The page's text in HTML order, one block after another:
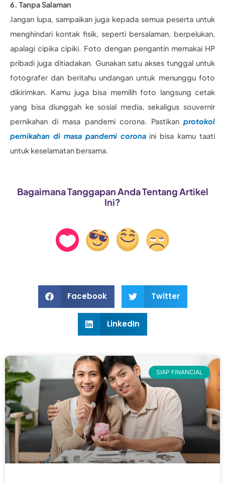
6. Tanpa Salaman
Jangan lupa, sampaikan juga kepada semua peserta untuk
menghindari kontak fisik, seperti bersalaman, berpelukan,
apalagi cipika cipiki. Foto dengan pengantin memakai HP
pribadi juga ditiadakan. Gunakan satu akses tunggal untuk
fotografer dan beritahu undangan untuk menunggu foto
dikirimkan. Kamu juga bisa memilih foto langsung cetak
yang bisa diunggah ke sosial media, sekaligus souvernir
pernikahan di masa pandemi corona. Pastikan protokol
pernikahan di masa pandemi coronaini bisa kamu taati
untuk keselamatan bersama.
Bagaimana Tanggapan Anda Tentang Artikel
Ini?
Facebook Twitter
LinkedIn
SIAP FINANCIAL